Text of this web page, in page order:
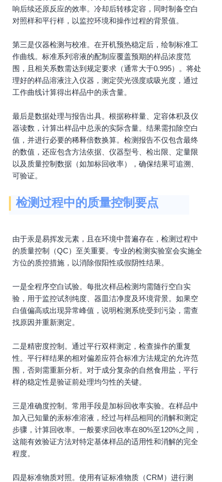
响后续还原反应的效率。冷却后转移定容，同时制备空白
对照样和平行样，以监控环境和操作过程的背景值。
第三是仪器检测与校准。在开机预热稳定后，绘制标准工
作曲线。标准系列溶液的配制应覆盖预期的样品浓度范
围，且相关系数需达到规定要求（通常大于0.995）。将处
理好的样品溶液注入仪器，测定荧光强度或吸光度，通过
工作曲线计算得出样品中的汞含量。
最后是数据处理与报告出具。根据称样量、定容体积及仪
器读数，计算出样品中总汞的实际含量。结果需扣除空白
值，并进行必要的稀释倍数换算。检测报告不仅包含最终
的数值，还应包含方法依据、仪器型号、检出限、定量限
以及质量控制数据（如加标回收率），确保结果可追溯、
可验证。
检测过程中的质量控制要点
由于汞是易挥发元素，且在环境中普遍存在，检测过程中
的质量控制（QC）至关重要。专业的检测实验室会实施全
方位的质控措施，以消除假阳性或假阴性结果。
一是全程序空白试验。每批次样品检测均需随行空白实
验，用于监控试剂纯度、器皿洁净度及环境背景。如果空
白值偏高或出现异常峰值，说明检测系统受到污染，需查
找原因并重新测定。
二是精密度控制。通过平行双样测定，检查操作的重复
性。平行样结果的相对偏差应符合标准方法规定的允许范
围，否则需重新分析。对于成分复杂的自然食用盐，平行
样的稳定性是验证前处理均匀性的关键。
三是准确度控制。常用手段是加标回收率实验。在样品中
加入已知量的汞标准溶液，经过与样品相同的消解和测定
步骤，计算回收率。一般要求回收率在80%至120%之间，
这能有效验证方法对特定基体样品的适用性和消解的完全
程度。
四是标准物质对照。使用有证标准物质（CRM）进行测